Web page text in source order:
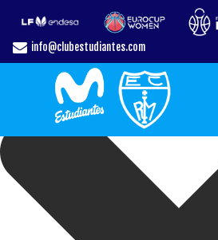
Gestionar el Consentimiento de las Cookies
info@clubestudiantes.com